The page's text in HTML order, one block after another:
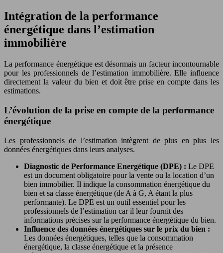
Intégration de la performance
énergétique dans l’estimation
immobilière
La performance énergétique est désormais un facteur incontournable
pour les professionnels de l’estimation immobilière. Elle influence
directement la valeur du bien et doit être prise en compte dans les
estimations.
L’évolution de la prise en compte de la performance
énergétique
Les professionnels de l’estimation intègrent de plus en plus les
données énergétiques dans leurs analyses.
Diagnostic de Performance Energétique (DPE) : Le DPE
est un document obligatoire pour la vente ou la location d’un
bien immobilier. Il indique la consommation énergétique du
bien et sa classe énergétique (de A à G, A étant la plus
performante). Le DPE est un outil essentiel pour les
professionnels de l’estimation car il leur fournit des
informations précises sur la performance énergétique du bien.
Influence des données énergétiques sur le prix du bien :
Les données énergétiques, telles que la consommation
énergétique, la classe énergétique et la présence